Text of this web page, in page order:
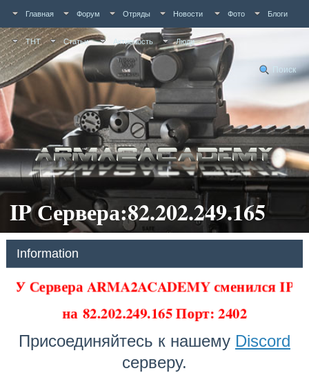
Главная Форум Отряды Новости Фото Блоги
ТНТ Статьи Активность Люди
Поиск
IP Сервера:82.202.249.165
Information
У Сервера ARMA2ACADEMY сменился IP
на 82.202.249.165 Порт: 2402
Присоединяйтесь к нашему Discord
серверу.